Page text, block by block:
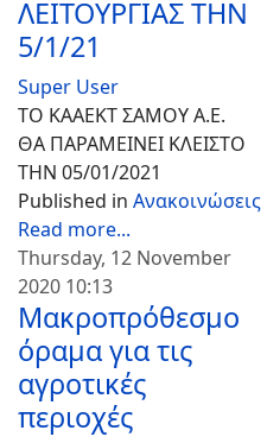
ΛΕΙΤΟΥΡΓΙΑΣ ΤΗΝ
5/1/21
Super User
ΤΟ ΚΑΑΕΚΤ ΣΑΜΟΥ Α.Ε.
ΘΑ ΠΑΡΑΜΕΙΝΕΙ ΚΛΕΙΣΤΟ
ΤΗΝ 05/01/2021
Published in Ανακοινώσεις
Read more...
Thursday, 12 November
2020 10:13
Μακροπρόθεσμο
όραμα για τις
αγροτικές
περιοχές